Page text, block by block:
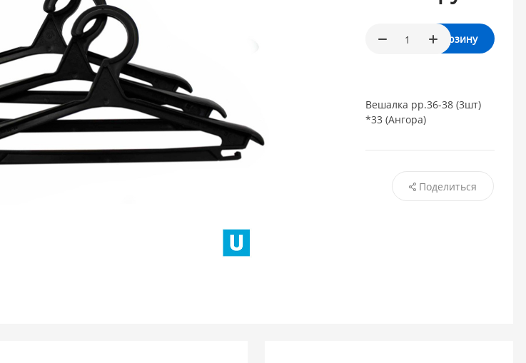
В корзину
Вешалка рр.36-38 (3шт)
*33 (Ангора)
Поделиться